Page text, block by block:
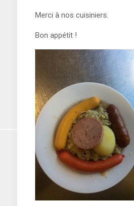
Merci à nos cuisiniers.
Bon appétit !